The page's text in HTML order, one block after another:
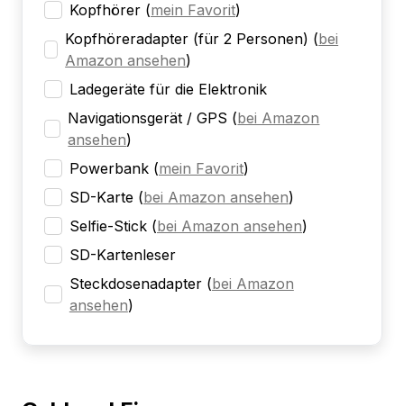
Kopfhörer (mein Favorit)
Kopfhöreradapter (für 2 Personen) (bei
Amazon ansehen)
Ladegeräte für die Elektronik
Navigationsgerät / GPS (bei Amazon
ansehen)
Powerbank (mein Favorit)
SD-Karte (bei Amazon ansehen)
Selfie-Stick (bei Amazon ansehen)
SD-Kartenleser
Steckdosenadapter (bei Amazon
ansehen)